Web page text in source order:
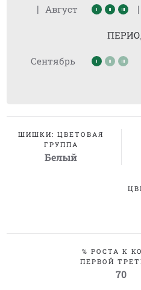
| Август |
Сентябрь
ШИШКИ: ЦВЕТОВАЯ
ГРУППА
Белый
% РОСТА К
ПЕРВОЙ
70